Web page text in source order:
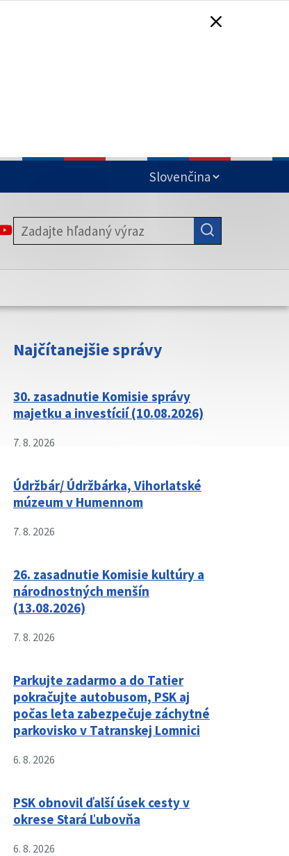
stránka vždy začína
sídla.
SA OTVORÍ NA NOVEJ KARTE
SA OTVORÍ NA NOVEJ KARTE
ODKAZ SA OTVORÍ NA NOVEJ KARTE
Najčítanejšie správy
30. zasadnutie Komisie správy
majetku a investícií (10.08.2026)
7. 8. 2026
Údržbár/ Údržbárka, Vihorlatské
múzeum v Humennom
7. 8. 2026
26. zasadnutie Komisie kultúry a
národnostných menšín
(13.08.2026)
7. 8. 2026
Parkujte zadarmo a do Tatier
pokračujte autobusom, PSK aj
počas leta zabezpečuje záchytné
parkovisko v Tatranskej Lomnici
6. 8. 2026
PSK obnovil ďalší úsek cesty v
okrese Stará Ľubovňa
6. 8. 2026